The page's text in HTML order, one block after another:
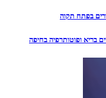
בפתח תקוה
בריא ופוטותרפיה בחיפה